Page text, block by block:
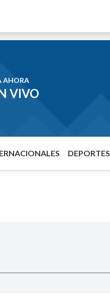
AHORA
VIVO
DEPORTES